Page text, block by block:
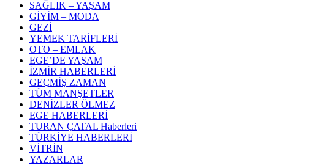
SAĞLIK – YAŞAM
GİYİM – MODA
GEZİ
YEMEK TARİFLERİ
OTO – EMLAK
EGE’DE YAŞAM
İZMİR HABERLERİ
GEÇMİŞ ZAMAN
TÜM MANŞETLER
DENİZLER ÖLMEZ
EGE HABERLERİ
TURAN ÇATAL Haberleri
TÜRKİYE HABERLERİ
VİTRİN
YAZARLAR